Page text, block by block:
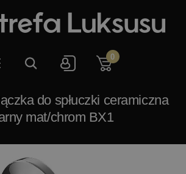
0
do spłuczki ceramiczna
mat/chrom BX1